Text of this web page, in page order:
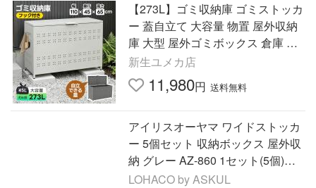
【273L】ゴミ収納庫 ゴミストッカ
ー 蓋自立て 大容量 物置 屋外収納
庫 大型 屋外ゴミボックス 倉庫 DI
Y 頑丈 ボンデ鋼板 ごみ収納庫 110
*45*65 フックつき
新生ユメカ店
11,980円 送料無料
アイリスオーヤマ ワイドストッカ
ー 5個セット 収納ボックス 屋外収
納 グレー AZ-860 1セット(5個)
（直送品）
LOHACO by ASKUL